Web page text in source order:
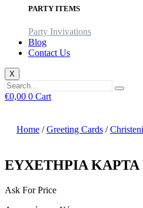
PARTY ITEMS
Party Invivations
Blog
Contact Us
X
€0,00 0 Cart
Home /Greeting Cards /
ΕΥΧΕΤΗΡΙΑ ΚΑΡΤΑ
Ask For Price